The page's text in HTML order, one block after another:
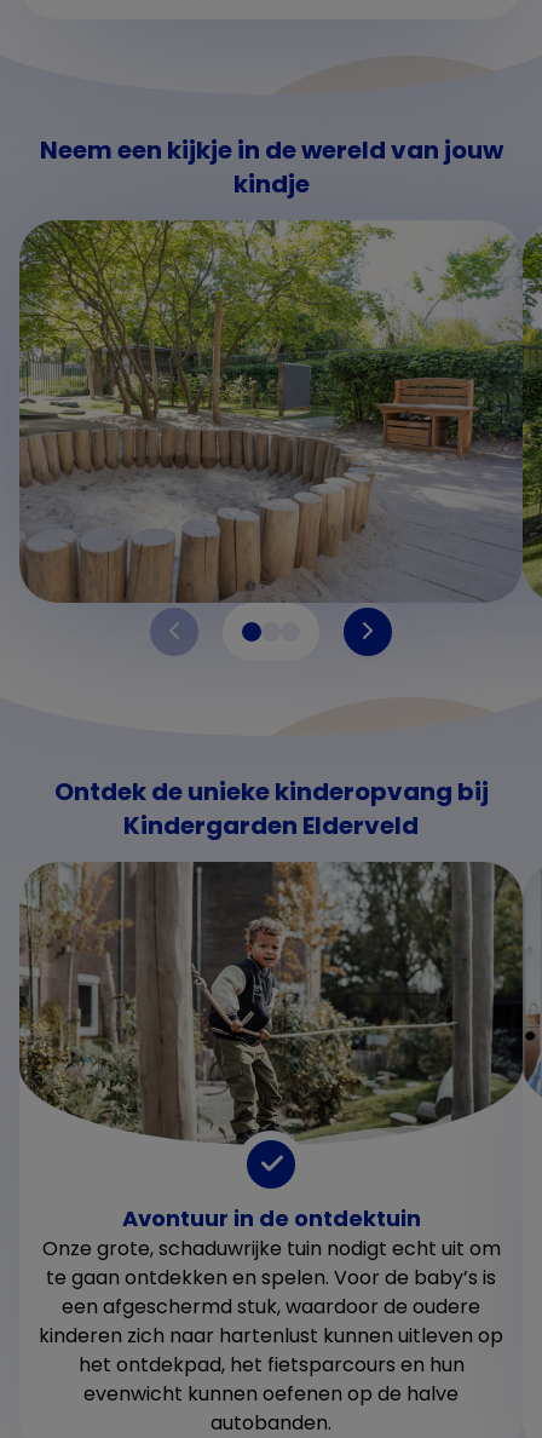
Neem een kijkje in de wereld van jouw
kindje
Ontdek de unieke kinderopvang bij
Kindergarden Elderveld
Avontuur in de ontdektuin
Onze grote, schaduwrijke tuin nodigt echt uit om
te gaan ontdekken en spelen. Voor de baby’s is
een afgeschermd stuk, waardoor de oudere
kinderen zich naar hartenlust kunnen uitleven op
het ontdekpad, het fietsparcours en hun
evenwicht kunnen oefenen op de halve
autobanden.